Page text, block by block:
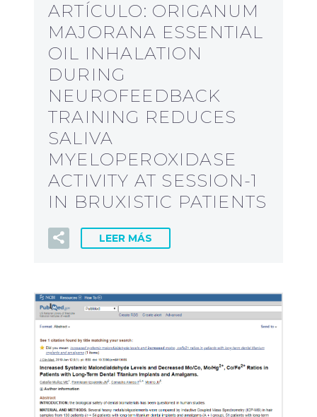
ARTÍCULO: ORIGANUM
MAJORANA ESSENTIAL
OIL INHALATION
DURING
NEUROFEEDBACK
TRAINING REDUCES
SALIVA
MYELOPEROXIDASE
ACTIVITY AT SESSION-1
IN BRUXISTIC PATIENTS
LEER MÁS